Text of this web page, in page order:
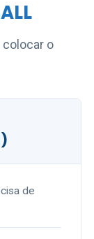
colocar o
de